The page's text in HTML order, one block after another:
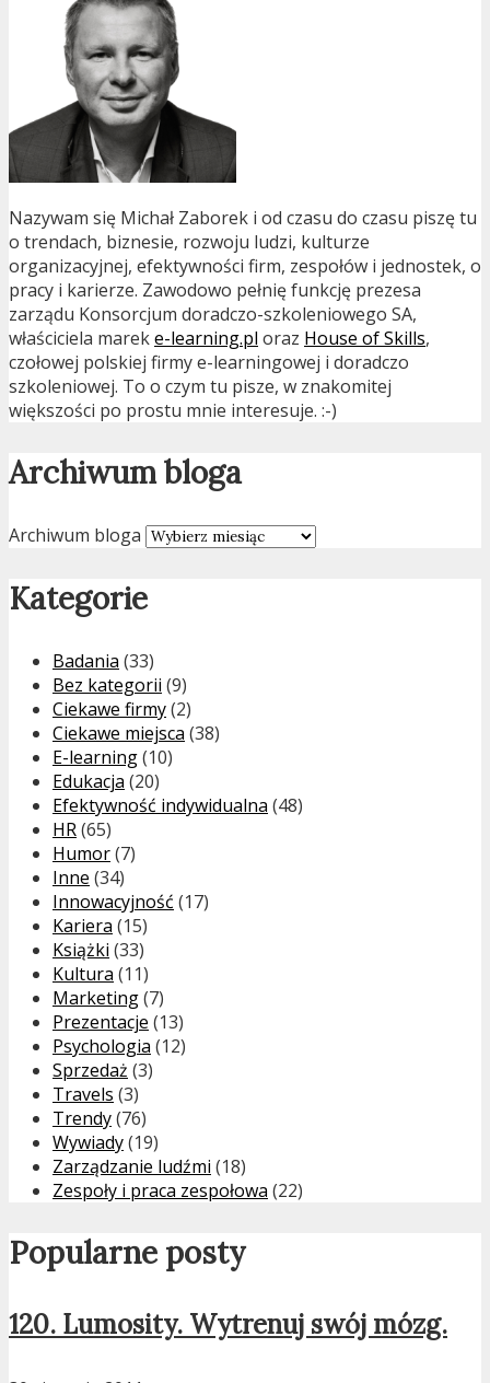
Nazywam się Michał Zaborek i od czasu do czasu piszę tu
o trendach, biznesie, rozwoju ludzi, kulturze
organizacyjnej, efektywności firm, zespołów i jednostek, o
pracy i karierze. Zawodowo pełnię funkcję prezesa
zarządu Konsorcjum doradczo-szkoleniowego SA,
właściciela mareke-learning.pl oraz House of Skills,
czołowej polskiej firmy e-learningowej i doradczo
szkoleniowej. To o czym tu pisze, w znakomitej
większości po prostu mnie interesuje. :-)
Archiwum bloga
Archiwum bloga
Kategorie
Badania (33)
Bez kategorii (9)
Ciekawe firmy(2)
Ciekawe miejsca (38)
E-learning(10)
Edukacja (20)
Efektywność indywidualna (48)
HR(65)
Humor(7)
Inne (34)
Innowacyjność (17)
Kariera (15)
Książki (33)
Kultura (11)
Marketing(7)
Prezentacje (13)
Psychologia (12)
Sprzedaż (3)
Travels (3)
Trendy(76)
Wywiady(19)
Zarządzanie ludźmi (18)
Zespoły i praca zespołowa (22)
Popularne posty
120. Lumosity. Wytrenuj swój mózg.